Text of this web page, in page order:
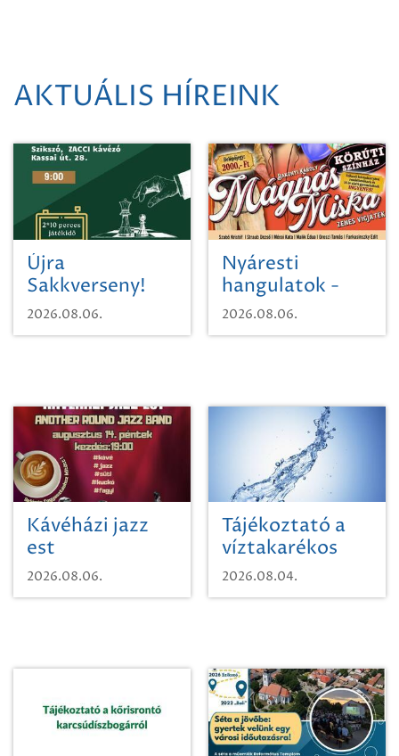
AKTUÁLIS HÍREINK
Újra
Sakkverseny!
2026.08.06.
Nyáresti
hangulatok -
Mágnás Miska
2026.08.06.
Kávéházi jazz
est
2026.08.06.
Tájékoztató a
víztakarékos
vízhasználatról
2026.08.04.